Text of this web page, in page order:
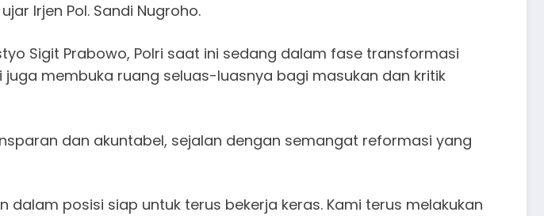
Irjen Pol. Sandi Nugroho.
Sigit Prabowo, Polri saat ini sedang dalam fase transformasi
membuka ruang seluas-luasnya bagi masukan dan kritik
dan akuntabel, sejalan dengan semangat reformasi yang
posisi siap untuk terus bekerja keras. Kami terus melakukan